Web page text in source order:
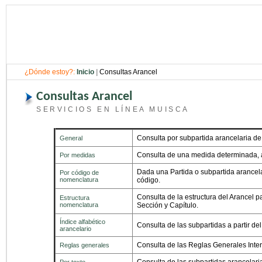
¿Dónde estoy?: Inicio Consultas Arancel
Consultas Arancel
SERVICIOS EN LÍNEA MUISCA
General Consulta por subpartida arancelaria
Por medidas Consulta de una medida
Por código de
nomenclatura
Dada una Partida o subpartida
código.
Estructura
nomenclatura
Consulta de la estructura del Arancel
Sección y Capítulo.
Índice alfabético
arancelario
Consulta de las subpartidas a partir
Reglas generales Consulta de las Reglas Generales